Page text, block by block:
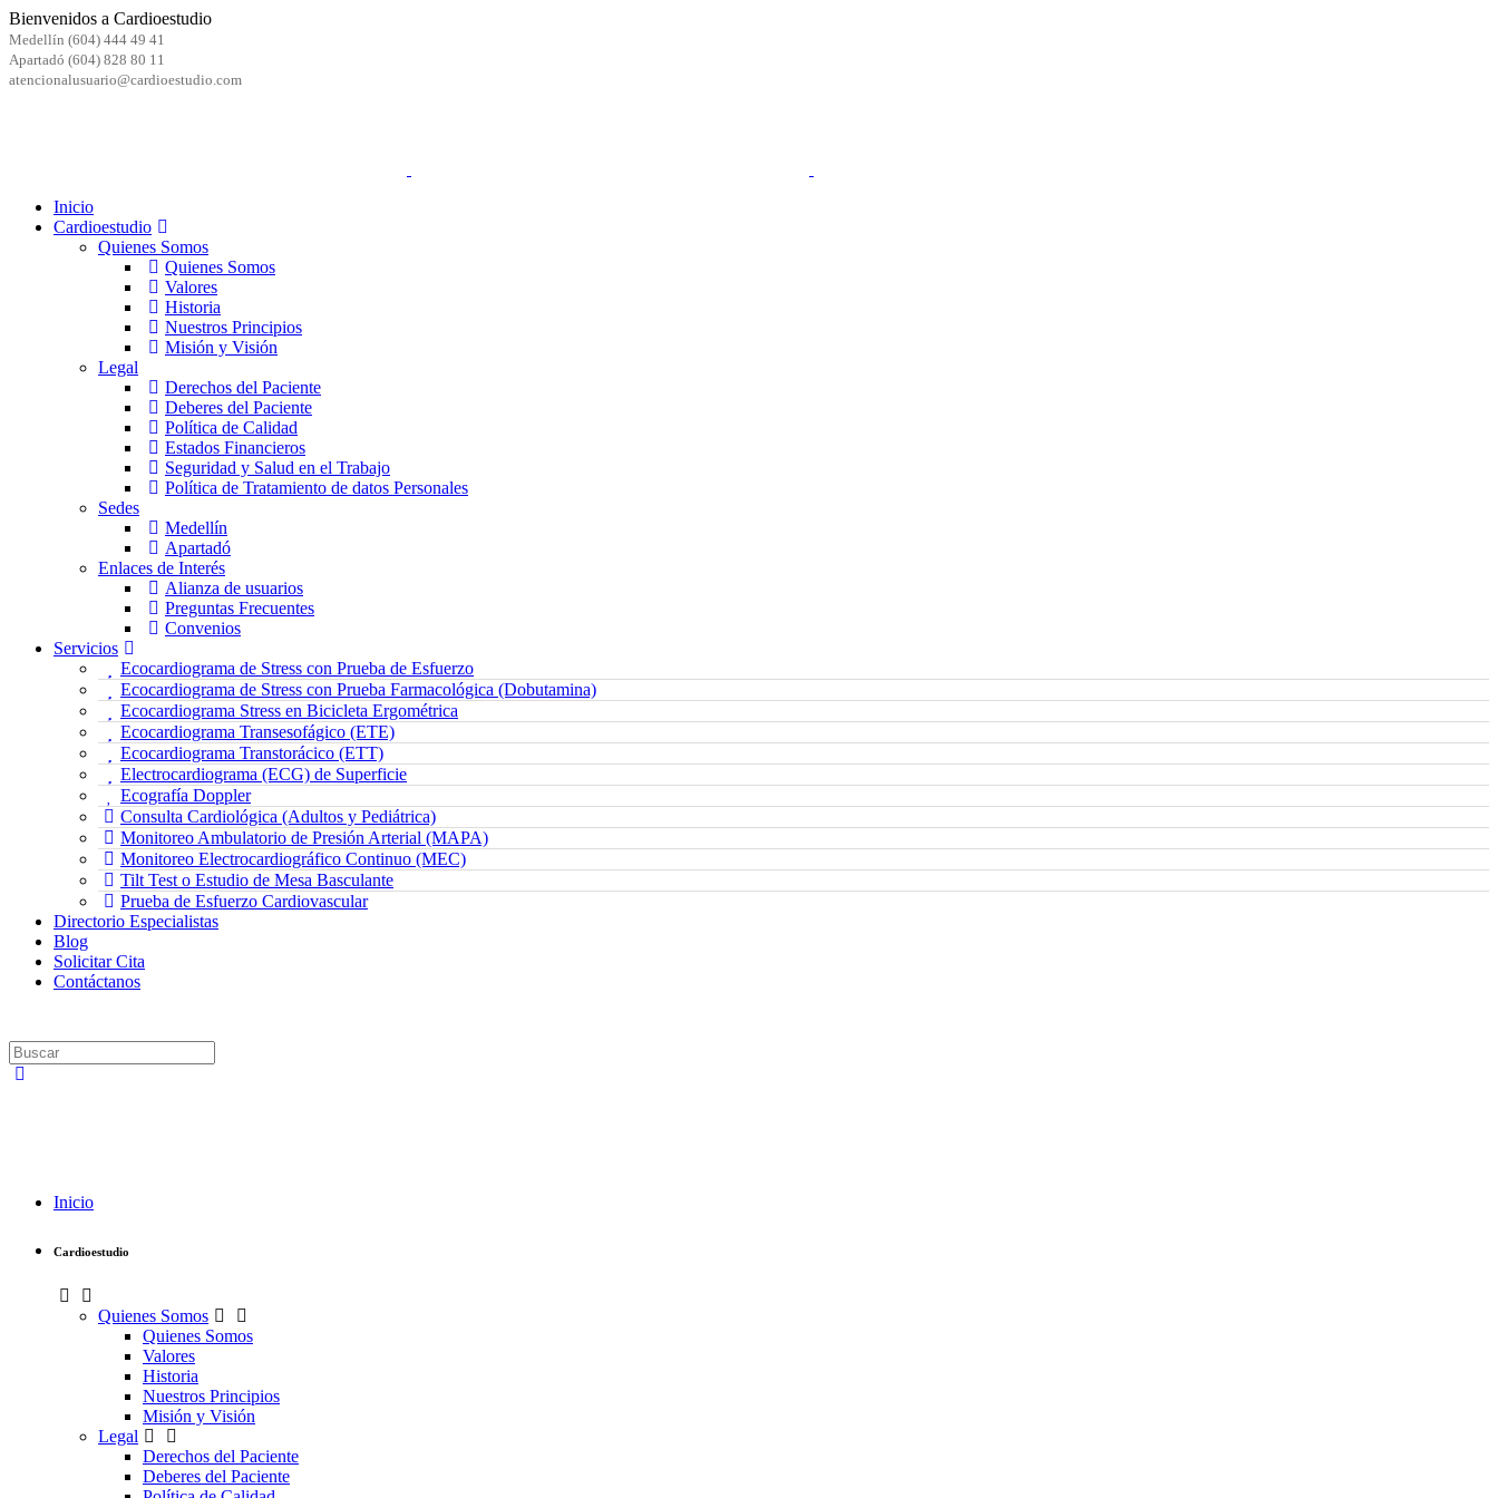
Bienvenidos a Cardioestudio
Medellín (604) 444 49 41
Apartadó (604) 828 80 11
atencionalusuario@cardioestudio.com
Inicio
Cardioestudio
Quienes Somos
Quienes Somos
Valores
Historia
Nuestros Principios
Misión y Visión
Legal
Derechos del Paciente
Deberes del Paciente
Política de Calidad
Estados Financieros
Seguridad y Salud en el Trabajo
Política de Tratamiento de datos Personales
Sedes
Medellín
Apartadó
Enlaces de Interés
Alianza de usuarios
Preguntas Frecuentes
Convenios
Servicios
Ecocardiograma de Stress con Prueba de Esfuerzo
Ecocardiograma de Stress con Prueba Farmacológica (Dobutamina)
Ecocardiograma Stress en Bicicleta Ergométrica
Ecocardiograma Transesofágico (ETE)
Ecocardiograma Transtorácico (ETT)
Electrocardiograma (ECG) de Superficie
Ecografía Doppler
Consulta Cardiológica (Adultos y Pediátrica)
Monitoreo Ambulatorio de Presión Arterial (MAPA)
Monitoreo Electrocardiográfico Continuo (MEC)
Tilt Test o Estudio de Mesa Basculante
Prueba de Esfuerzo Cardiovascular
Directorio Especialistas
Blog
Solicitar Cita
Contáctanos
Inicio
Cardioestudio
Quienes Somos
Quienes Somos
Valores
Historia
Nuestros Principios
Misión y Visión
Legal
Derechos del Paciente
Deberes del Paciente